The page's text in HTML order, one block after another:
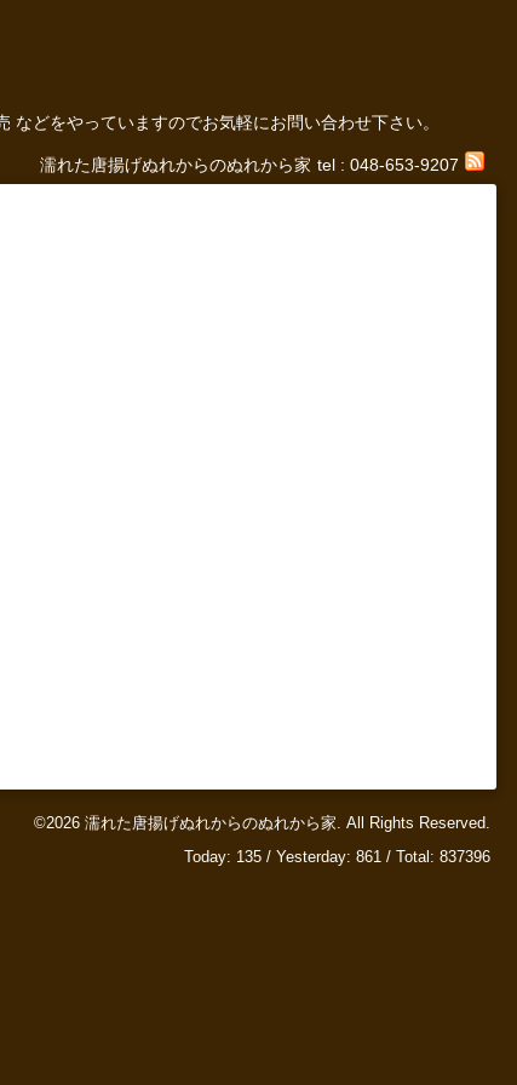
どをやっていますのでお気軽にお問い合わせ下さい。
濡れた唐揚げぬれからのぬれから家 tel : 048-653-9207
©2026 濡れた唐揚げぬれからのぬれから家. All Rights Reserved.
Today: 135 / Yesterday: 861 / Total: 837396